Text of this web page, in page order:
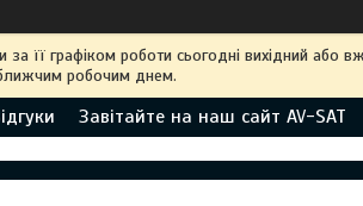
її графіком роботи сьогодні вихідний або
робочим днем.
Завітайте на наш сайт AV-SAT